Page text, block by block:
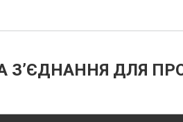
З’ЄДНАННЯ ДЛЯ